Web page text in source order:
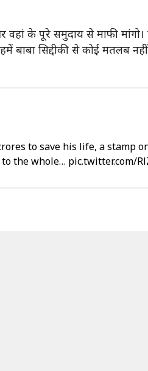
के पूरे समुदाय से माफी
सिद्दीकी से कोई मतलब
to save his life, a stamp
to the whole… pic.twitter.com/